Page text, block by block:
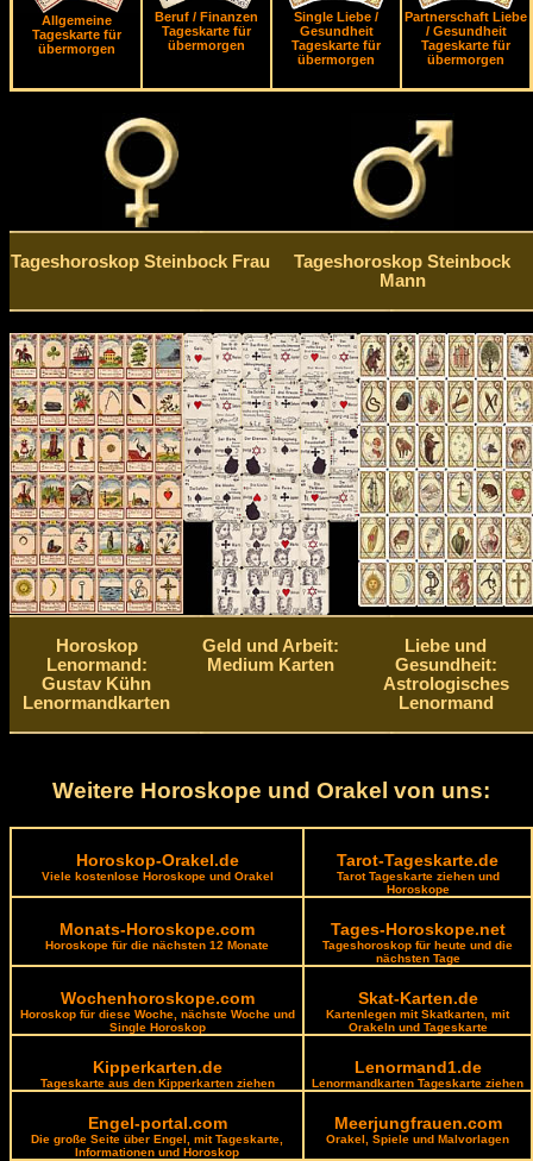
Allgemeine
Tageskarte für
übermorgen
Beruf / Finanzen
Tageskarte für
übermorgen
Single Liebe /
Gesundheit
Tageskarte für
übermorgen
Partnerschaft Liebe
/ Gesundheit
Tageskarte für
übermorgen
Tageshoroskop Steinbock Frau
Tageshoroskop Steinbock
Mann
Horoskop
Lenormand:
Gustav Kühn
Lenormandkarten
Geld und Arbeit:
Medium Karten
Liebe und
Gesundheit:
Astrologisches
Lenormand
Weitere Horoskope und Orakel von uns:
Horoskop-Orakel.de
Viele kostenlose Horoskope und Orakel
Tarot-Tageskarte.de
Tarot Tageskarte ziehen und
Horoskope
Monats-Horoskope.com
Horoskope für die nächsten 12 Monate
Tages-Horoskope.net
Tageshoroskop für heute und die
nächsten Tage
Wochenhoroskope.com
Horoskop für diese Woche, nächste Woche und
Single Horoskop
Skat-Karten.de
Kartenlegen mit Skatkarten, mit
Orakeln und Tageskarte
Kipperkarten.de
Tageskarte aus den Kipperkarten ziehen
Lenormand1.de
Lenormandkarten Tageskarte ziehen
Engel-portal.com
Die große Seite über Engel, mit Tageskarte,
Informationen und Horoskop
Meerjungfrauen.com
Orakel, Spiele und Malvorlagen